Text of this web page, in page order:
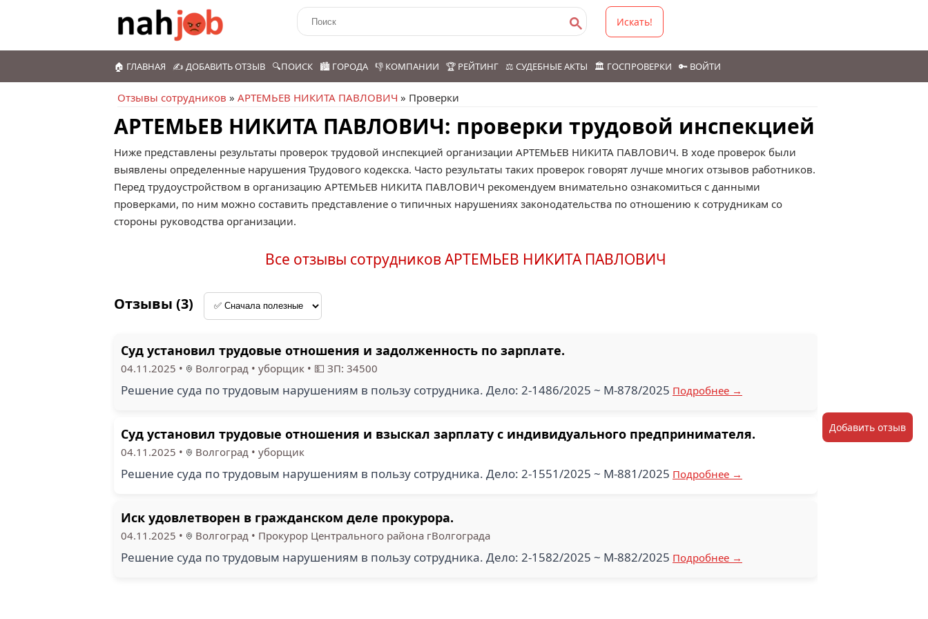
Искать!
🏠 ГЛАВНАЯ ✍️ ДОБАВИТЬ ОТЗЫВ 🔍ПОИСК 🏙️ ГОРОДА 👎 КОМПАНИИ 🏆 РЕЙТИНГ ⚖️ СУДЕБНЫЕ АКТЫ 🏛️ ГОСПРОВЕРКИ 🔑 ВОЙТИ
Отзывы сотрудников » АРТЕМЬЕВ НИКИТА ПАВЛОВИЧ » Проверки
АРТЕМЬЕВ НИКИТА ПАВЛОВИЧ: проверки трудовой инспекцией
Ниже представлены результаты проверок трудовой инспекцией организации АРТЕМЬЕВ НИКИТА ПАВЛОВИЧ. В ходе проверок были
выявлены определенные нарушения Трудового кодекска. Часто результаты таких проверок говорят лучше многих отзывов работников.
Перед трудоустройством в организацию АРТЕМЬЕВ НИКИТА ПАВЛОВИЧ рекомендуем внимательно ознакомиться с данными
проверками, по ним можно составить представление о типичных нарушениях законодательства по отношению к сотрудникам со
стороны руководства организации.
Все отзывы сотрудников АРТЕМЬЕВ НИКИТА ПАВЛОВИЧ
Отзывы (3)
Суд установил трудовые отношения и задолженность по зарплате.
04.11.2025 • Волгоград • уборщик • 💵 ЗП: 34500
Решение суда по трудовым нарушениям в пользу сотрудника. Дело: 2-1486/2025 ~ М-878/2025 Подробнее →
Суд установил трудовые отношения и взыскал зарплату с индивидуального предпринимателя.
04.11.2025 • Волгоград • уборщик
Решение суда по трудовым нарушениям в пользу сотрудника. Дело: 2-1551/2025 ~ М-881/2025 Подробнее →
Иск удовлетворен в гражданском деле прокурора.
04.11.2025 • Волгоград • Прокурор Центрального района гВолгограда
Решение суда по трудовым нарушениям в пользу сотрудника. Дело: 2-1582/2025 ~ М-882/2025 Подробнее →
Добавить отзыв